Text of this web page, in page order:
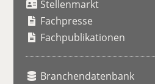
Stellenmarkt
Fachpresse
Fachpublikationen
Branchendatenbank